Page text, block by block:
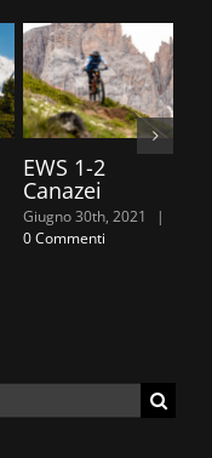
EWS 1-2
Canazei
Giugno 30th, 2021
|
0 Commenti